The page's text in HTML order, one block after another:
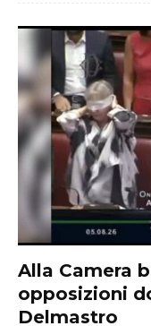
Alla Camera
opposizioni
Delmastro